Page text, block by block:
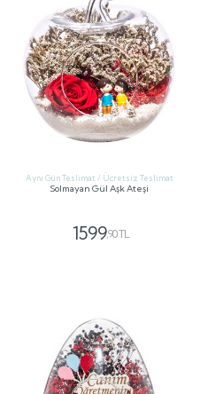
Aynı Gün Teslimat / Ücretsiz Teslimat
Solmayan Gül Aşk Ateşi
1599,90 TL